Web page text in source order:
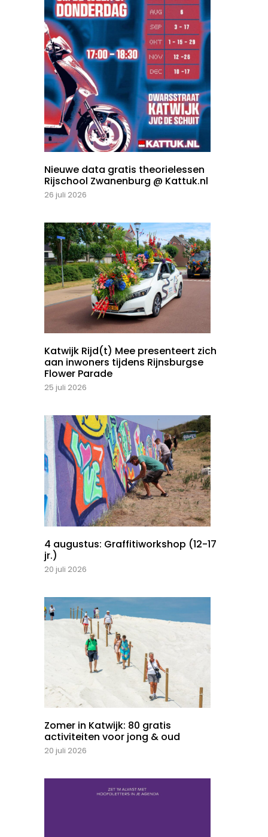
Nieuwe data gratis theorielessen
Rijschool Zwanenburg @ Kattuk.nl
26 juli 2026
Katwijk Rijd(t) Mee presenteert zich
aan inwoners tijdens Rijnsburgse
Flower Parade
25 juli 2026
4 augustus: Graffitiworkshop (12-17
jr.)
20 juli 2026
Zomer in Katwijk: 80 gratis
activiteiten voor jong & oud
20 juli 2026